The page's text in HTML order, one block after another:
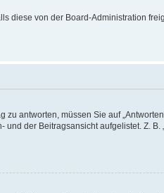
diese von der Board-Administration
antworten, müssen Sie auf
der Beitragsansicht aufgelistet. Z. B.